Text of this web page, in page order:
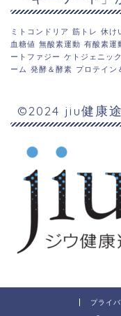
ミトコンドリア 筋トレ 休け
血糖値 無酸素運動 有酸素運
ートファジー ケトジェニック
ーム 発酵＆酵素 プロテイン
©2024 jiu健康
プライ